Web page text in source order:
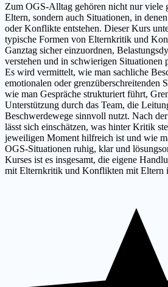
Zum OGS-Alltag gehören nicht nur viele
Eltern, sondern auch Situationen, in
oder Konflikte entstehen. Dieser Kurs
typische Formen von Elternkritik und
Ganztag sicher einzuordnen,
verstehen und in schwierigen Situationen
Es wird vermittelt, wie man sachliche
emotionalen oder grenzüberschreitenden
wie man Gespräche strukturiert führt,
Unterstützung durch das Team, die
Beschwerdewege sinnvoll nutzt. Nach
lässt sich einschätzen, was hinter Kritik
jeweiligen Moment hilfreich ist und wie
OGS-Situationen ruhig, klar und
Kurses ist es insgesamt, die eigene
mit Elternkritik und Konflikten mit Eltern